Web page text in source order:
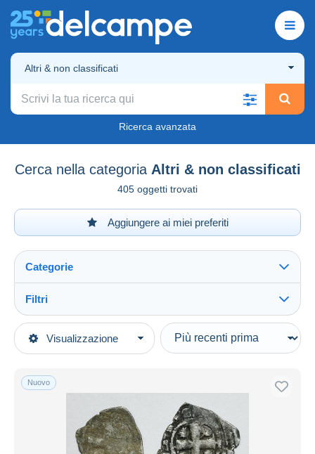
Altri & non classificati
Ricerca avanzata
Cerca nella categoria Altri & non classificati
405 oggetti trovati
Aggiungere ai miei preferiti
Visualizzazione
Categorie
Categorie principali
Monete
…-1861 Ante Unificazione
Monete Regionali
Filtri
Tipo di vendita
In corso
Asta con offerte
Aste senza offerte
Casa d'aste
Venduti
Nuovo